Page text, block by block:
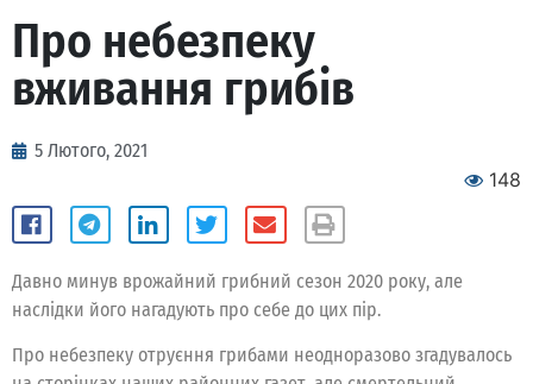
Про небезпеку
вживання грибів
5 Лютого, 2021
148
Давно минув врожайний грибний сезон 2020 року, але
наслідки його нагадують про себе до цих пір.
Про небезпеку отруєння грибами неодноразово згадувалось